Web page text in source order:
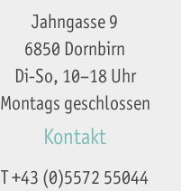
Jahngasse 9
6850 Dornbirn
Di-So, 10–18 Uhr
Montags geschlossen
Kontakt
T +43 (0)5572 55044